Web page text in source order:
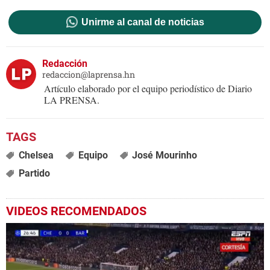
Unirme al canal de noticias
Redacción
redaccion@laprensa.hn
Artículo elaborado por el equipo periodístico de Diario
LA PRENSA.
Chelsea Equipo
José Mourinho
Partido
VIDEOS RECOMENDADOS